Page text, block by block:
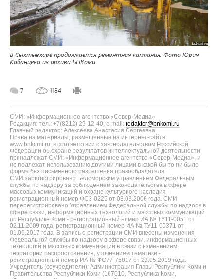
В Сыктывкаре продолжается ремонтная кампания. Фото Юрия
Кабанцева из архива БНКоми
7 1184
СМИ: «Информационное агентство «Север-Медиа»
Редакция: тел.: +7(8212) 29-12-40, e-mail: redaktor@bnkomi.ru
Главный редактор: Алексеева Анастасия Сергеевна.
Права на материалы, размещённые на интернет-сайте
www.bnkomi.ru, в соответствии с законодательством Российской
Федерации об охране результатов интеллектуальной деятельности
принадлежат СМИ: «Информационное агентство «Север-Медиа», и
не подлежат использованию другими лицами в какой бы то ни было
форме без письменного разрешения правообладателя.
СМИ зарегистрировано Беломорским управлением Федеральным
службы по надзору за соблюдением законодательства в сфере
массовых коммуникаций и охране культурного наследия -
регистрационный номер ФС3-0225 от 03.03.2006 года. СМИ
перерегистрировано Управлением Федеральной службы по надзору в
сфере связи, информационных технологий и массовых коммуникаций
по Республике Коми - регистрационный номер ИА № ТУ11-0051 от
02.11.2009 года, регистрационный номер ИА № ТУ11-00371 от
01.06.2017 года. В запись о регистрации СМИ внесены изменения
Федеральной службы по надзору в сфере связи, информационных
технологий и массовых коммуникаций в связи с изменением
территории распространения, уточнением тематики -
регистрационный номер ИА № ФС77-75817 от 23.05.2019 года.
Учредитель (соучредители): Администрация Главы Республики Коми и
Правительства Республики Коми (167010, Республика Коми,